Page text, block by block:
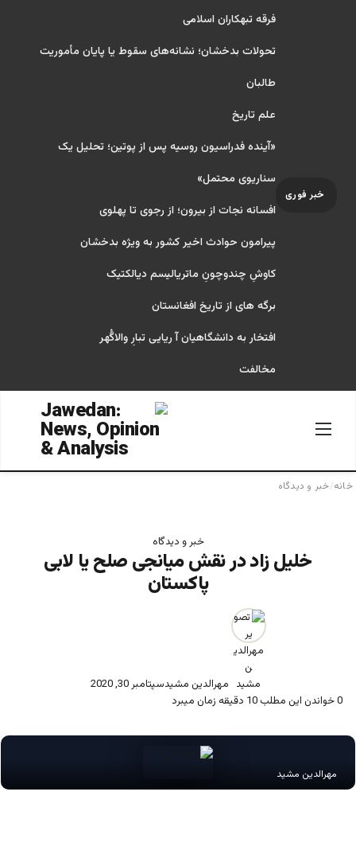
خبر فوری
فرقه تبهکاران اسلامی
تحولات بدخشان؛ نشانه‌های سقوط یا پایان مأموریت
طالبان
علم تاریخ
«آینده فدراسیون روسیه پس از پوتین؛ تحلیل یک
سناریوی محتمل»
افسانه نجات از بیرون؛ از رجوی تا پهلوی
پیرامون حوادث اخیر کشور به ویژه بدخشان
کاوشِ چندو‌چونِ ماتریالیسم دیالکتیک
برگه های از تاریخ افغانستان
افتخار به دانشگاهیان آ ریایی تبارِ والاگُهر
مخالفت
خانه/خبر و دیدگاه
خبر و دیدگاه
خلیل زاد در نقش میانجی صلح یا لابی
پاکستان
مهرالدین مشیدسپتامبر 30, 2020
0خواندن این مطلب 10 دقیقه زمان میبرد
مهرالدین مشید